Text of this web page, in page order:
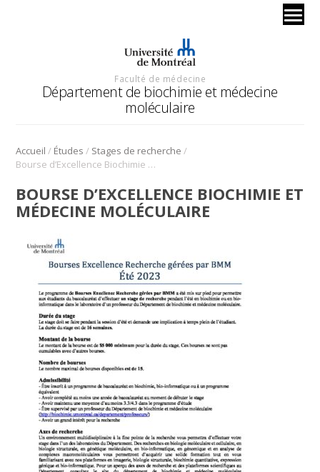
Faculté de médecine
Département de biochimie et médecine
moléculaire
Accueil / Études / Stages de recherche /
Bourse d’Excellence Biochimie et Médecine Moléculaire
BOURSE D’EXCELLENCE BIOCHIMIE ET
MÉDECINE MOLÉCULAIRE